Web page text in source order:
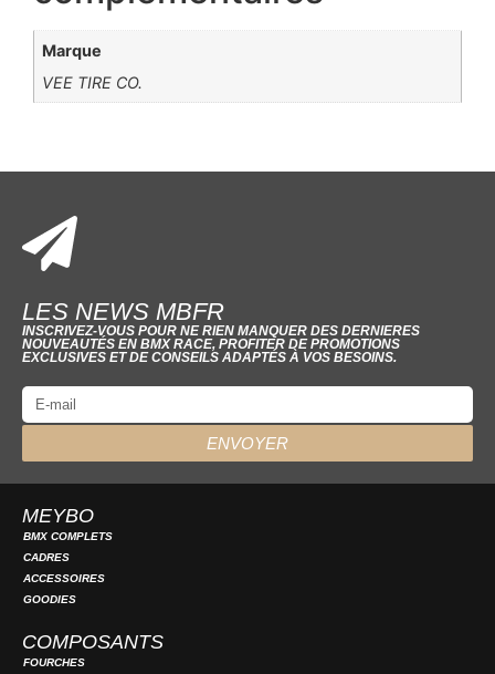
Marque
VEE TIRE CO.
LES NEWS MBFR
INSCRIVEZ-VOUS POUR NE RIEN MANQUER DES DERNIERES
NOUVEAUTÉS EN BMX RACE, PROFITER DE PROMOTIONS
EXCLUSIVES ET DE CONSEILS ADAPTÉS À VOS BESOINS.
ENVOYER
MEYBO
BMX COMPLETS
CADRES
ACCESSOIRES
GOODIES
COMPOSANTS
FOURCHES